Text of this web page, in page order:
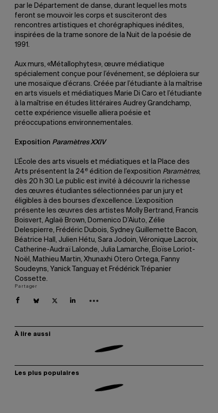
par le Département de danse, durant lequel les mots
feront se mouvoir les corps et susciteront des
rencontres artistiques et chorégraphiques inédites,
inspirées de la trame sonore de la Nuit de la poésie de
1991.
Aux murs, «Métallophytes», œuvre médiatique
spécialement conçue pour l’événement, se déploiera sur
une mosaïque d’écrans. Créée par l’étudiante à la maîtrise
en arts visuels et médiatiques Marie Di Caro et l’étudiante
à la maîtrise en études littéraires Audrey Grandchamp,
cette expérience visuelle alliera poésie et
préoccupations environnementales.
Exposition Paramètres XXIV
L’École des arts visuels et médiatiques et la Place des
Arts présentent la 24 e édition de l’exposition Paramètres,
dès 20 h 30. Le public est invité à découvrir la richesse
des œuvres étudiantes sélectionnées par un jury et
éligibles à des bourses d’excellence. L’exposition
présente les œuvres des artistes Molly Bertrand, Francis
Boisvert, Aglaë Brown, Domenico D’Aiuto, Zélie
Delespierre, Frédéric Dubois, Sydney Guillemette Bacon,
Béatrice Hall, Julien Hétu, Sara Jodoin, Véronique Lacroix,
Catherine-Audraï Lalonde, Julia Lamarche, Éloïse Loriot-
Noël, Mathieu Martin, Xhunaxhi Otero Ortega, Fanny
Soudeyns, Yanick Tanguay et Frédérick Trépanier
Cossette.
Partager
À lire aussi
Les plus populaires